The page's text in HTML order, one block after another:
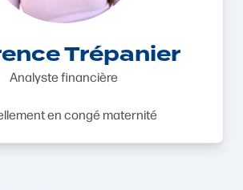
Trépanier
Analyste financière
en congé maternité